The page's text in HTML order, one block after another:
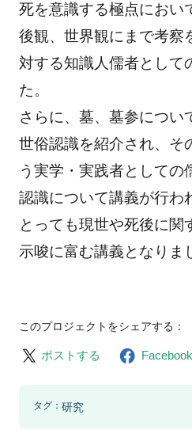
死を意識する極点におい
後観、世界観にまで考察
対する知識人儒者として
た。
さらに、墓、墓参につい
世俗認識を紹介され、そ
う実学・実践者としての
認識について講義が行わ
とっても現世や死後に関
示唆に富む講義となりま
このプロジェクトをシェアする：
ポストする Facebook
タグ： 研究